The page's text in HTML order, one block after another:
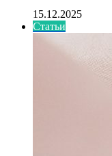
15.12.2025
Статьи